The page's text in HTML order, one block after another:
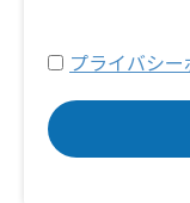
プライバシー